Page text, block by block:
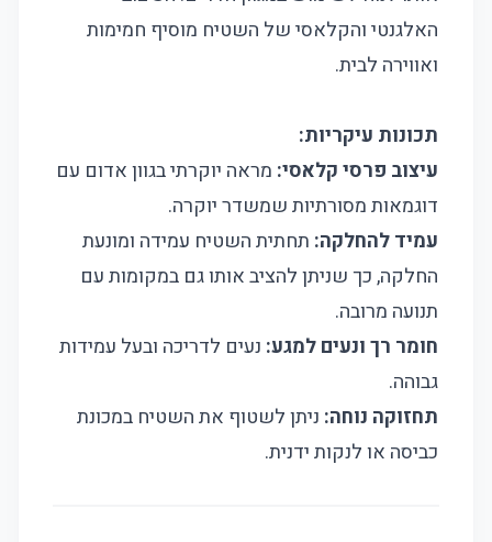
האלגנטי והקלאסי של השטיח מוסיף חמימות
ואווירה לבית.
תכונות עיקריות:
עיצוב פרסי קלאסי: מראה יוקרתי בגוון אדום עם
דוגמאות מסורתיות שמשדר יוקרה.
עמיד להחלקה: תחתית השטיח עמידה ומונעת
החלקה, כך שניתן להציב אותו גם במקומות עם
תנועה מרובה.
חומר רך ונעים למגע: נעים לדריכה ובעל עמידות
גבוהה.
תחזוקה נוחה: ניתן לשטוף את השטיח במכונת
כביסה או לנקות ידנית.